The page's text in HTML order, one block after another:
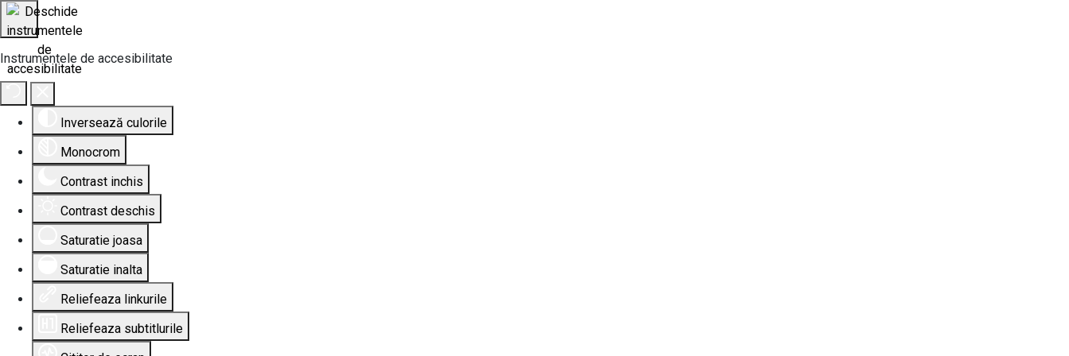
Instrumentele de accesibilitate
Inversează culorile
Monocrom
Contrast inchis
Contrast deschis
Saturatie joasa
Saturatie inalta
Reliefeaza linkurile
Reliefeaza subtitlurile